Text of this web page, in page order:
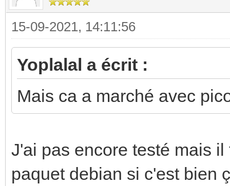
15-09-2021, 14:11:56
Yoplalal a écrit :
Mais ca a marché avec
J'ai pas encore testé mais
paquet debian si c'est bien